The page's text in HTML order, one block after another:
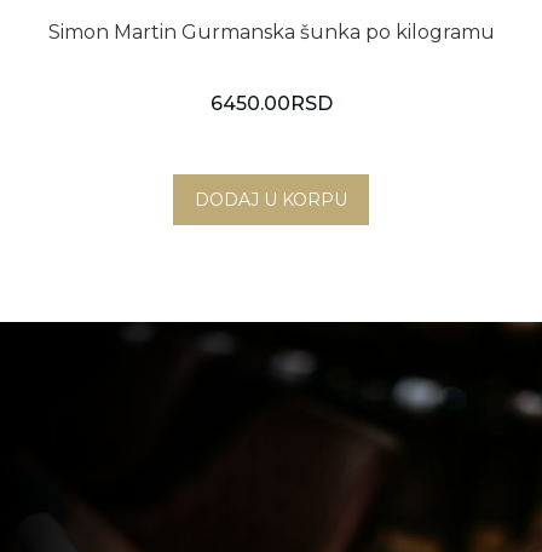
Novi Sad
Online shop
Simon Martin Gurmanska šunka po kilogramu
6450.00RSD